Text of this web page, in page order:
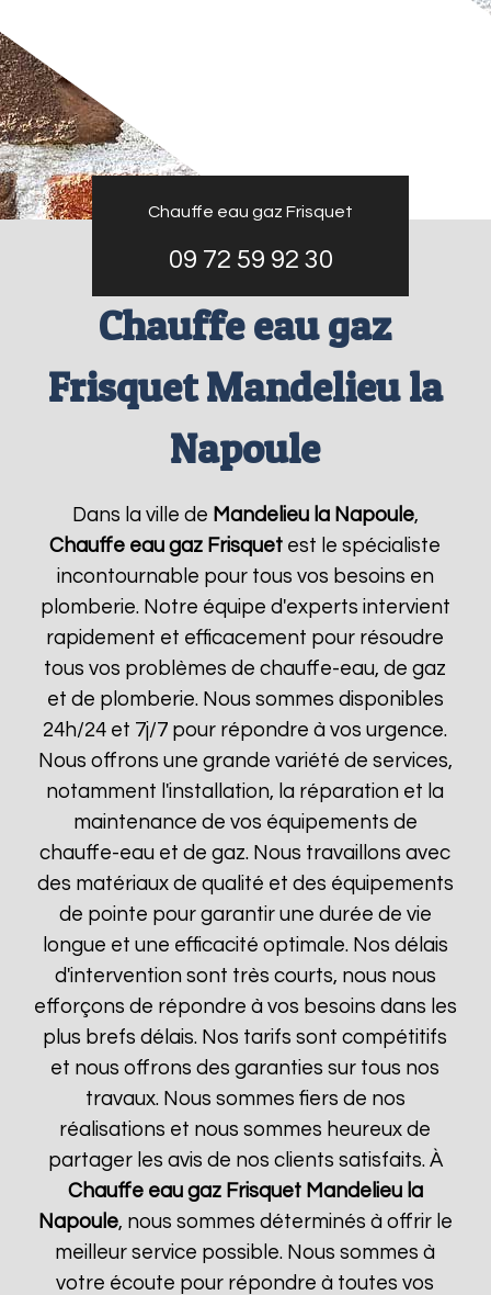
Chauffe eau gaz Frisquet
09 72 59 92 30
Chauffe eau gaz
Frisquet Mandelieu la
Napoule
Dans la ville de Mandelieu la Napoule,
Chauffe eau gaz Frisquet est le spécialiste
incontournable pour tous vos besoins en
plomberie. Notre équipe d'experts intervient
rapidement et efficacement pour résoudre
tous vos problèmes de chauffe-eau, de gaz
et de plomberie. Nous sommes disponibles
24h/24 et 7j/7 pour répondre à vos urgence.
Nous offrons une grande variété de services,
notamment l'installation, la réparation et la
maintenance de vos équipements de
chauffe-eau et de gaz. Nous travaillons avec
des matériaux de qualité et des équipements
de pointe pour garantir une durée de vie
longue et une efficacité optimale. Nos délais
d'intervention sont très courts, nous nous
efforçons de répondre à vos besoins dans les
plus brefs délais. Nos tarifs sont compétitifs
et nous offrons des garanties sur tous nos
travaux. Nous sommes fiers de nos
réalisations et nous sommes heureux de
partager les avis de nos clients satisfaits. À
Chauffe eau gaz Frisquet Mandelieu la
Napoule, nous sommes déterminés à offrir le
meilleur service possible. Nous sommes à
votre écoute pour répondre à toutes vos